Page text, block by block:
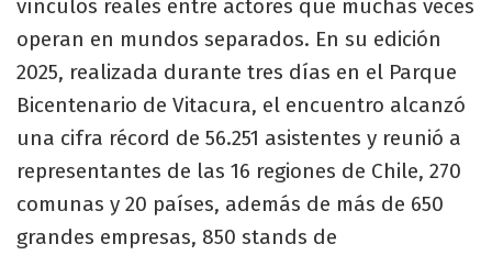
vínculos reales entre actores que muchas veces
operan en mundos separados. En su edición
2025, realizada durante tres días en el Parque
Bicentenario de Vitacura, el encuentro alcanzó
una cifra récord de 56.251 asistentes y reunió a
representantes de las 16 regiones de Chile, 270
comunas y 20 países, además de más de 650
grandes empresas, 850 stands de